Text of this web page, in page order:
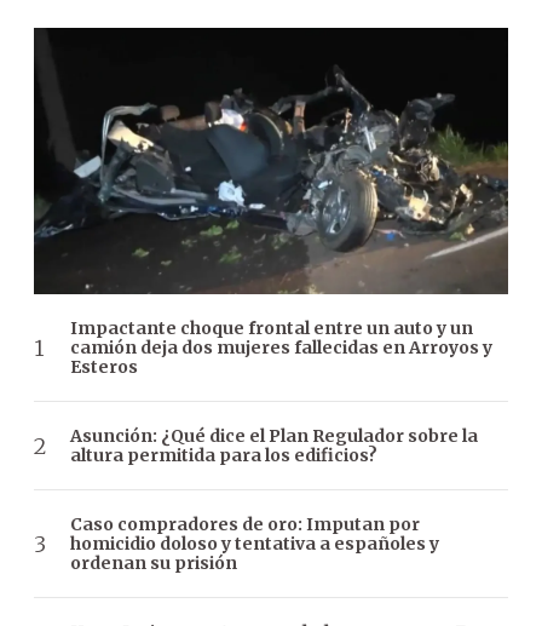
Impactante choque frontal entre un auto y un
camión deja dos mujeres fallecidas en Arroyos y
Esteros
Asunción: ¿Qué dice el Plan Regulador sobre la
altura permitida para los edificios?
Caso compradores de oro: Imputan por
homicidio doloso y tentativa a españoles y
ordenan su prisión